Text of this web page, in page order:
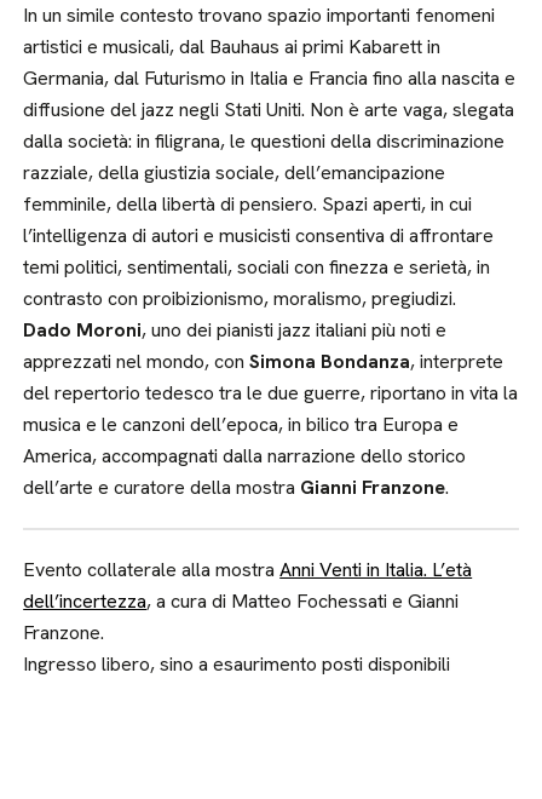
In un simile contesto trovano spazio importanti fenomeni
artistici e musicali, dal Bauhaus ai primi Kabarett in
Germania, dal Futurismo in Italia e Francia fino alla nascita e
diffusione del jazz negli Stati Uniti. Non è arte vaga, slegata
dalla società: in filigrana, le questioni della discriminazione
razziale, della giustizia sociale, dell’emancipazione
femminile, della libertà di pensiero. Spazi aperti, in cui
l’intelligenza di autori e musicisti consentiva di affrontare
temi politici, sentimentali, sociali con finezza e serietà, in
contrasto con proibizionismo, moralismo, pregiudizi.
Dado Moroni, uno dei pianisti jazz italiani più noti e
apprezzati nel mondo, conSimona Bondanza, interprete
del repertorio tedesco tra le due guerre, riportano in vita la
musica e le canzoni dell’epoca, in bilico tra Europa e
America, accompagnati dalla narrazione dello storico
dell’arte e curatore della mostra Gianni Franzone.
Evento collaterale alla mostraAnni Venti in Italia. L’età
dell’incertezza, a cura di Matteo Fochessati e Gianni
Franzone.
Ingresso libero, sino a esaurimento posti disponibili